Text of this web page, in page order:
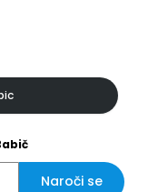
Naroči se